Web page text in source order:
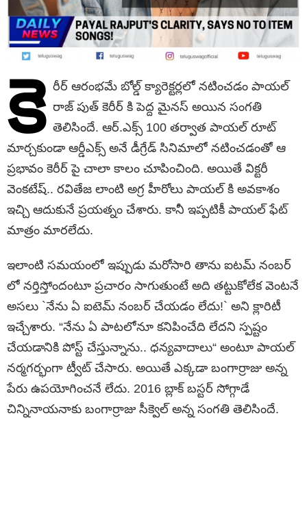
కె రీర్ ఆరంభమే బోల్డ్ క్యారెక్టర్లలో నటించడం పాయల్
రాజ్ పుత్ కెరీర్ కి పెద్ద మైనస్ అయిన సంగతి
తెలిసిందే. ఆర్.ఎక్స్ 100 తర్వాత పాయల్ రూట్
మార్చకుండా ఆర్డీఎక్స్ అనే డీగ్రేడ్ సినిమాలో నటించడంతో ఆ
ప్రభావం కెరీర్ పై చాలా కాలం చూపించింది. అయితే విక్టరీ
వెంకటేష్.. రవితేజ లాంటి అగ్ర హీరోలు పాయల్ కి అవకాశం
ఇచ్చి ఆదుకునే ప్రయత్నం చేశారు. కానీ ఇప్పటికీ పాయల్ ఫేట్
మాత్రం మారలేదు.
ఇలాంటి సమయంలో ఇప్పుడు మరోసారి తాను ఐటమ్ నంబర్
లో నర్తిస్తోందంటూ ప్రచారం సాగుతుంటే అది తట్టుకోలేక వెంటనే
అసలు `నేను ఏ ఐటెమ్ నంబర్ చేయడం లేదు!` అని క్లారిటీ
ఇచ్చేశారు. “నేను ఏ పాటలోనూ కనిపించేది లేదని స్పష్టం
చేయడానికి పోస్ట్ చేస్తున్నాను.. ధన్యవాదాలు“ అంటూ పాయల్
నర్మగర్భంగా ట్వీట్ చేసారు. అయితే ఎక్కడా బంగార్రాజు అన్న
పేరు ఉపయోగించనే లేదు. 2016 బ్లాక్ బస్టర్ సోగ్గాడే
చిన్నినాయనాకు బంగార్రాజు సీక్వెల్ అన్న సంగతి తెలిసిందే.